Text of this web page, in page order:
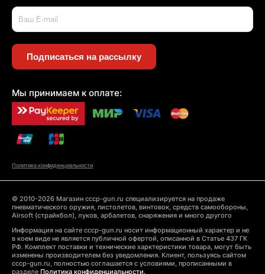
Подписаться на рассылку
Мы принимаем к оплате:
Политика конфиденциальности
© 2010-2026 Магазин cccp-gun.ru специализируется на продаже
пневматического оружия, пистолетов, винтовок, средств самообороны,
Airsoft (страйкбол), луков, арбалетов, снаряжения и много другого
Информация на сайте cccp-gun.ru носит информационный характер и не
в коем виде не является публичной офертой, описанной в Статье 437 ГК
РФ. Комплект поставки и технические харктеристики товара, могут быть
изменены производителем без уведомления. Клиент, пользуясь сайтом
cccp-gun.ru, полностью соглашается с условиями, прописанными в
разделе Политика конфиденциальности.